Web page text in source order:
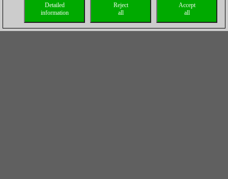
Accept
all
Reject
all
Detailed
information